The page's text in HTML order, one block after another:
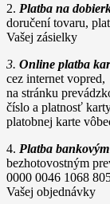
2. Platba na
doručení tovaru,
Vašej zásielky
3. Online platba
cez internet
na stránku
číslo a platnosť
platobnej karte
4. Platba
bezhotovostným
0000 0046 1068
Vašej objednávky